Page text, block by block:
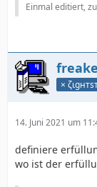
Einmal editiert,
×
14. Juni 2021 um
definiere
wo ist der